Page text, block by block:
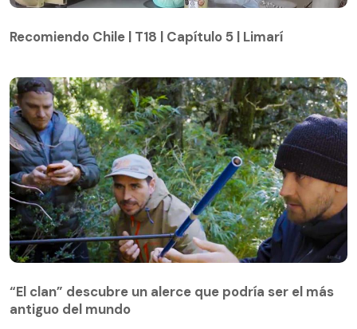
Recomiendo Chile | T18 | Capítulo 5 | Limarí
“El clan” descubre un alerce que podría ser el más
antiguo del mundo